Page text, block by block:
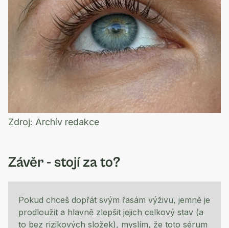
Zdroj: Archív redakce
Závěr - stojí za to?
Pokud chceš dopřát svým řasám výživu, jemně je
prodloužit a hlavně zlepšit jejich celkový stav (a
to bez rizikových složek), myslím, že toto sérum